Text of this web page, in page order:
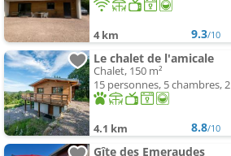
4 km 9.3/10
Le chalet de l'amicale
Chalet, 150 m²
15 personnes, 5 chambres,
4.1 km 8.8/10
Gîte des Emeraudes